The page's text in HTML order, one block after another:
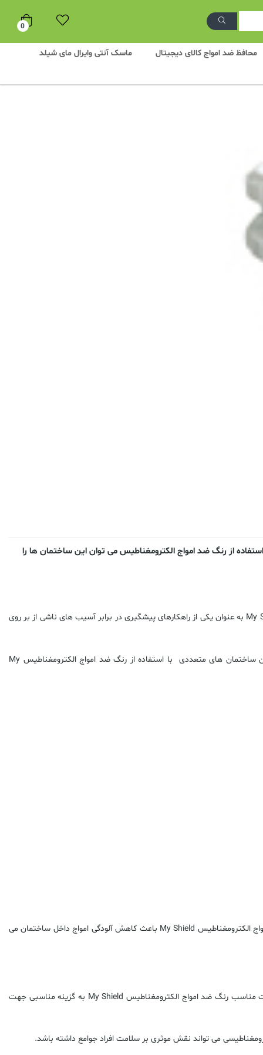
0
محافظ ضد امواج کالای دیجیتال
ماسک آنتی وایرال مای شیلد
از رنگ ضد امواج الکترومغناطیس می توان این ساختمان ها را
My Shield یکی از تولیدات واحد تحقیقاتی شرکت دانش بنیان سلامت سینا می باشد. از رنگ ضد امواج الکترومغناطیس My Shield به عنوان یکی از راهکارهای پیشگیری در برابر آسیب های ناشی از بر روی
استفاده از رنگ ضد امواج الکترومغناطیس My Shield منجر به کاهش نفوذ امواج الکترومغناطیسی خارج از ساختمان به فضای داخل آن می شود. هم اکنون ساختمان های متعددی با استفاده از رنگ ضد امواج الکترومغناطیس My
دیوارها یکی از منافذ ورود امواج الکترومغناطیسی ساطع شده از آنتن ها و برج های مخابراتی هستند. پوشش دهی دیوارهای ساختمان با استفاده از رنگ ضد امواج الکترومغناطیس My Shield باعث کاهش آلودگی امواج داخل ساختمان می
رنگ ضد امواج الکترومغناطیس My Shield بر روی انواع پوشش های گچی، رنگی و بتنی قابل اعمال است. مشخصات فیزیکی، سازگاری با محیط زیست و قیمت مناسب رنگ ضد امواج الکترومغناطیس My Shield به گزینه مناسبی جهت
می تواند نقش موثری بر سلامت افراد جوامع داشته باشد.